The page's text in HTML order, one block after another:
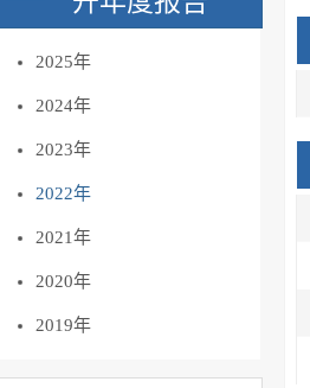
2025年
2024年
2023年
2022年
2021年
2020年
2019年